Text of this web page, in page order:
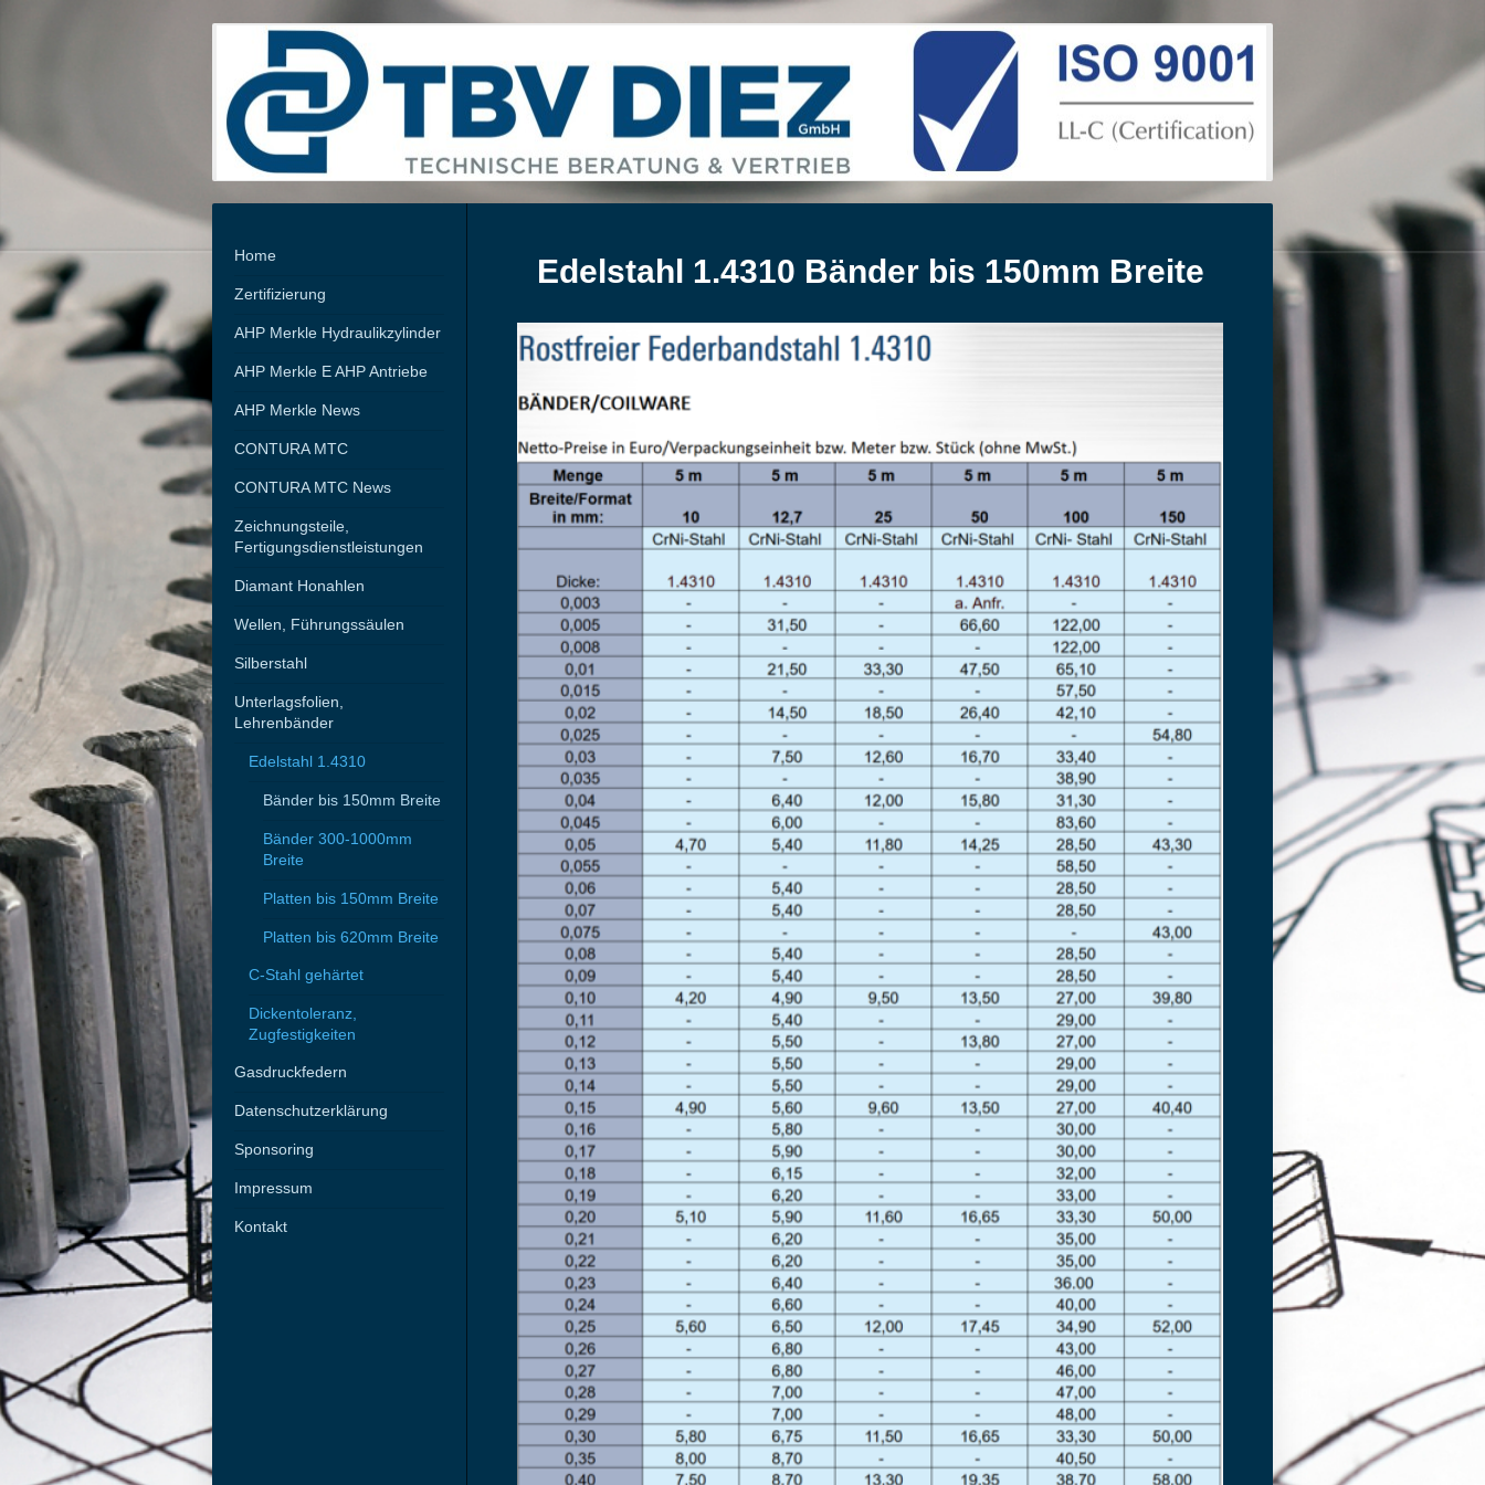
Home
Zertifizierung
AHP Merkle Hydraulikzylinder
AHP Merkle E AHP Antriebe
AHP Merkle News
CONTURA MTC
CONTURA MTC News
Zeichnungsteile,
Fertigungsdienstleistungen
Diamant Honahlen
Wellen, Führungssäulen
Silberstahl
Unterlagsfolien,
Lehrenbänder
Edelstahl 1.4310
Bänder bis 150mm Breite
Bänder 300-1000mm
Breite
Platten bis 150mm Breite
Platten bis 620mm Breite
C-Stahl gehärtet
Dickentoleranz,
Zugfestigkeiten
Gasdruckfedern
Datenschutzerklärung
Sponsoring
Impressum
Kontakt
Edelstahl 1.4310 Bänder bis 150mm Breite